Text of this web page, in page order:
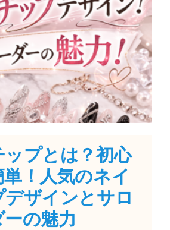
プとは？初心
！人気のネイ
ザインとサロ
の魅力